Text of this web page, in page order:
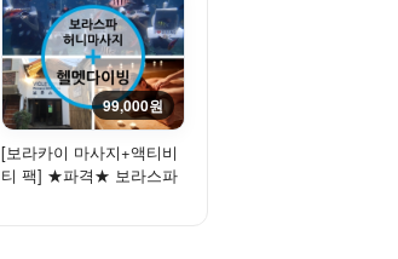
99,000원
[보라카이 마사지+액티비
티 팩] ★파격★ 보라스파